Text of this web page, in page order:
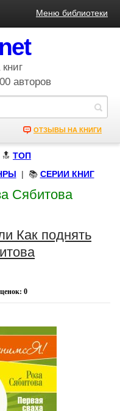
Меню библиотеки
авторов
ОТЗЫВЫ НА КНИГИ
ТОП
| 📚 СЕРИИ КНИГ
Сябитова
Как поднять
0